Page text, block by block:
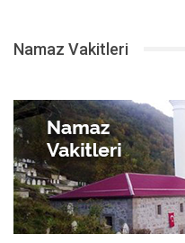
Namaz Vakitleri